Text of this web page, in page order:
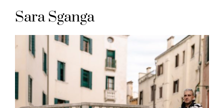
Sara Sganga